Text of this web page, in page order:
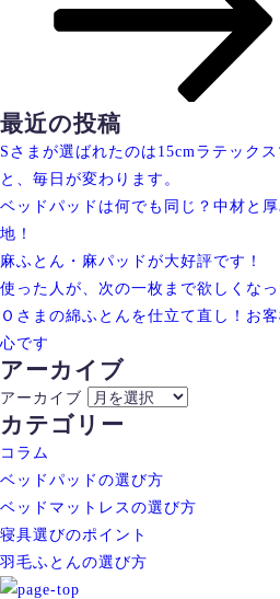
最近の投稿
Sさまが選ばれたのは15cmラテック
と、毎日が変わります。
ベッドパッドは何でも同じ？中材と
地！
麻ふとん・麻パッドが大好評です！
使った人が、次の一枚まで欲しくな
Ｏさまの綿ふとんを仕立て直し！お
心です
アーカイブ
アーカイブ
カテゴリー
コラム
ベッドパッドの選び方
ベッドマットレスの選び方
寝具選びのポイント
羽毛ふとんの選び方